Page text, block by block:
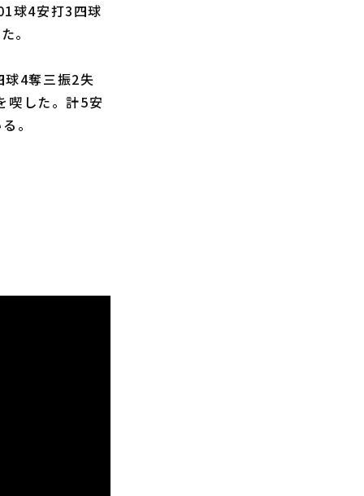
球4安打3四球
。
4奪三振2失
喫した。計5安
。